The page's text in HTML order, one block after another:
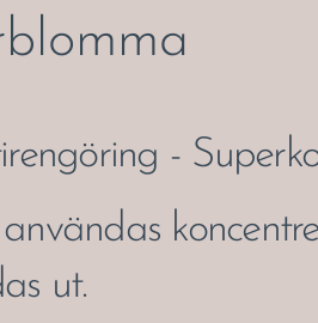
-
ut.